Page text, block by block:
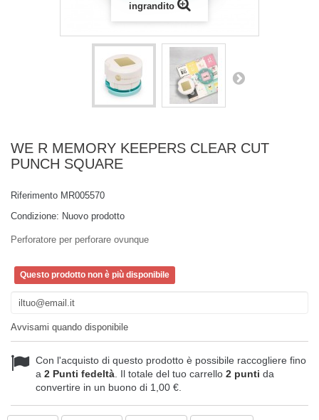
ingrandito
WE R MEMORY KEEPERS CLEAR CUT
PUNCH SQUARE
Riferimento MR005570
Condizione: Nuovo prodotto
Perforatore per perforare ovunque
Questo prodotto non è più disponibile
Avvisami quando disponibile
Con l'acquisto di questo prodotto è possibile raccogliere fino
a 2 Punti fedeltà . Il totale del tuo carrello 2 punti da
convertire in un buono di 1,00 €